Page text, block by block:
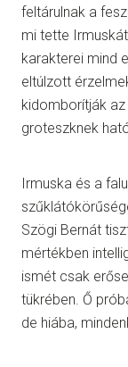
feltárulnak a
mi tette
karakterei mind
eltúlzott
kidomborítják
groteszknek
Irmuska és a
Szögi Bernát
mértékben
ismét csak
tükrében. Ő
de hiába,